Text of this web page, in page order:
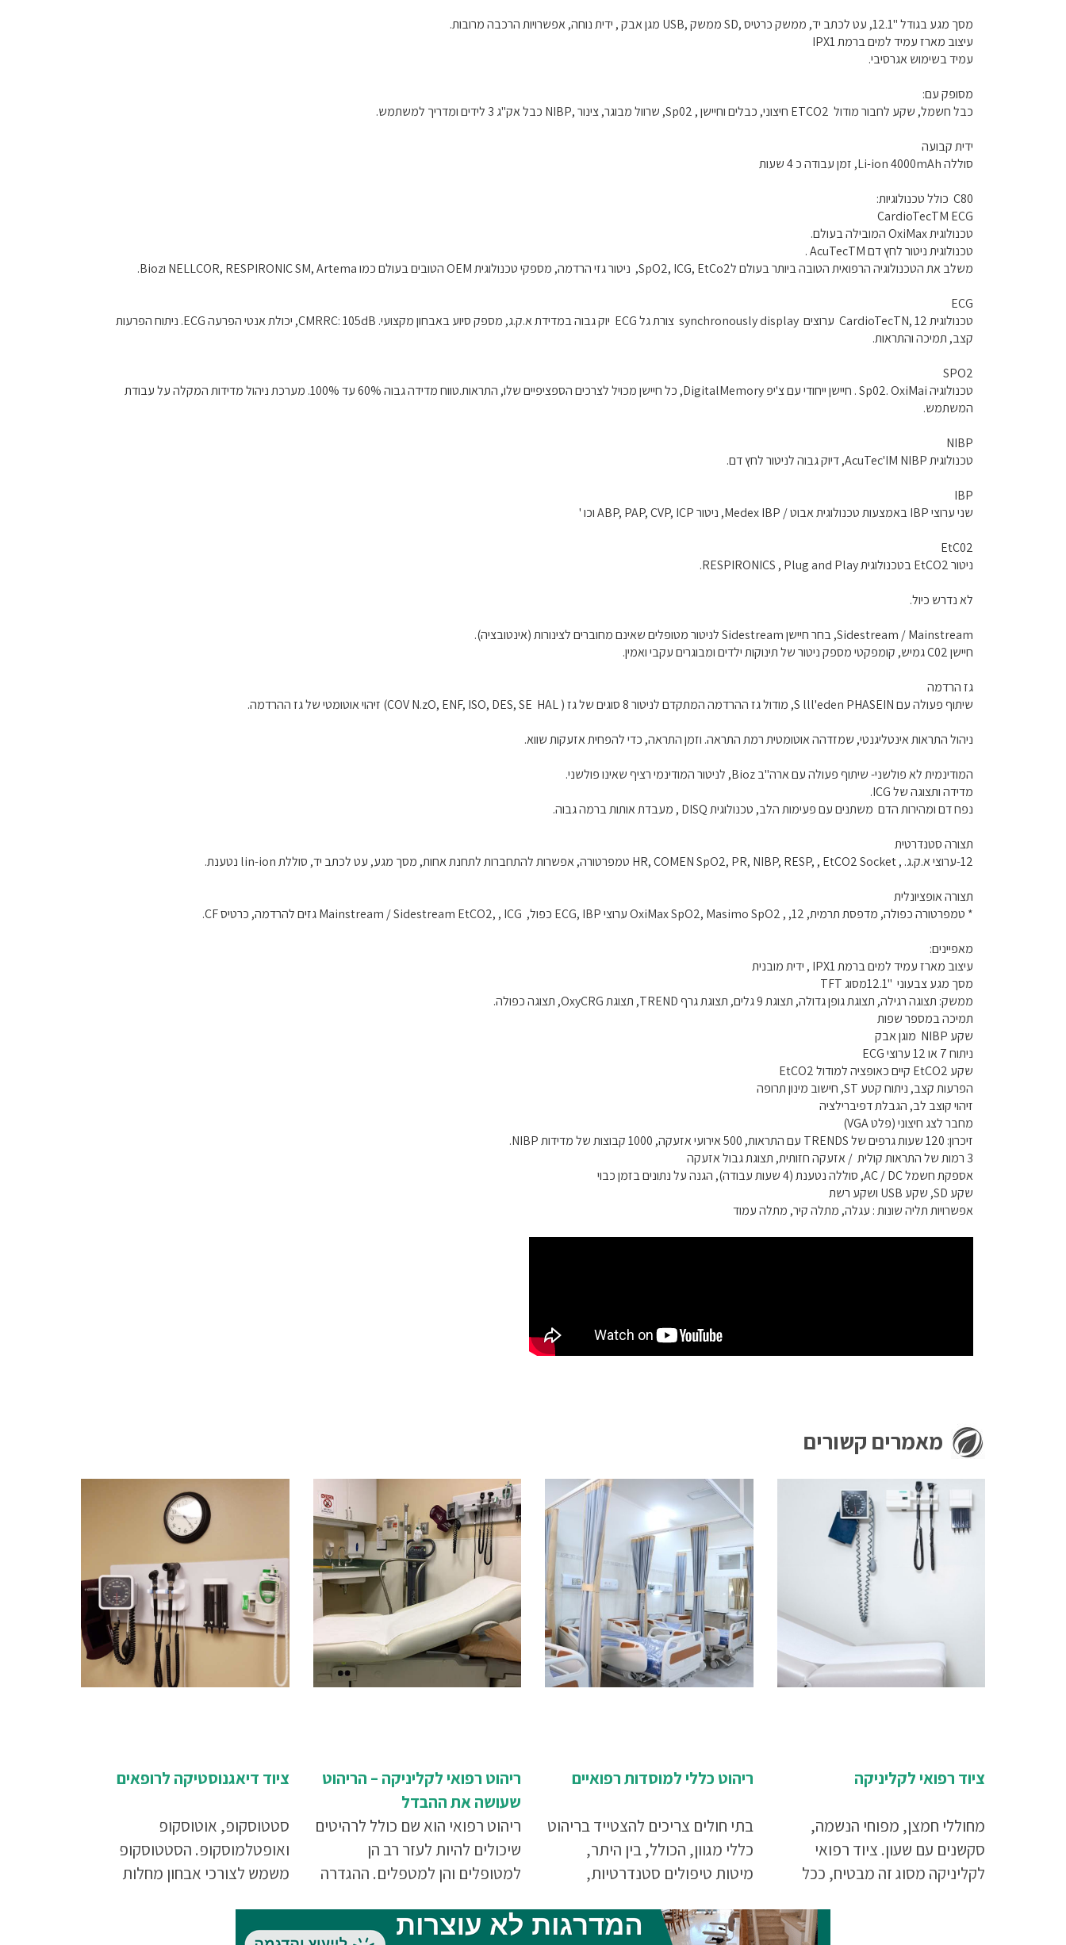
מסך מגע בגודל "12.1, עט לכתב יד, ממשק כרטיס ,SD ממשק ,USB מגן אבק , ידית נוחה, אפשרויות הרכבה מרובות.
עיצוב מארז עמיד למים ברמת IPX1
עמיד בשימוש אגרסיבי.
מסופק עם:
כבל חשמל, שקע לחבור מודול ETCO2 חיצוני, כבלים וחיישן , Sp02, שרוול מבוגר, צינור ,NIBP כבל אק"ג 3 לידים ומדריך למשתמש.
ידית קבועה
סוללה Li-ion 4000mAh, זמן עבודה כ 4 שעות
C80 כולל טכנולוגיות:
CardioTecTM ECG
טכנולוגית OxiMax המובילה בעולם.
טכנולוגית ניטור לחץ דם AcuTecTM .
משלב את הטכנולוגיה הרפואית הטובה ביותר בעולם לSpO2, ICG, EtCo2, ניטור גזי הרדמה, מספקי טכנולוגית OEM הטובים בעולם כמו NELLCOR, RESPIRONIC SM, Artema וBioz.
ECG
טכנולוגית 12 ,CardioTecTN ערוצים synchronously display צורת גל ECG יוק גבוה במדידת א.ק.ג, מספק סיוע באבחון מקצועי. CMRRC: 105dB, יכולת אנטי הפרעה ECG. ניתוח הפרעות
קצב, תמיכה והתראות.
SPO2
טכנולוגיה Sp02. OxiMai . חיישן ייחודי עם צ'יפ DigitalMemory, כל חיישן מכויל לצרכים הספציפיים שלו, התראות.טווח מדידה גבוה 60% עד 100%. מערכת ניהול מדידות המקלה על עבודת
המשתמש.
NIBP
טכנולוגית AcuTec'IM NIBP, דיוק גבוה לניטור לחץ דם.
IBP
שני ערוצי IBP באמצעות טכנולוגית אבוט / Medex IBP, ניטור ABP, PAP, CVP, ICP וכו '
EtC02
ניטור EtCO2 בטכנולוגית RESPIRONICS , Plug and Play.
לא נדרש כיול.
Sidestream / Mainstream, בחר חיישן Sidestream לניטור מטופלים שאינם מחוברים לצינורות (אינטובציה).
חיישן C02 גמיש, קומפקטי מספק ניטור של תינוקות ילדים ומבוגרים עקבי ואמין.
גז הרדמה
שיתוף פעולה עם S lll'eden PHASEIN, מודול גז ההרדמה המתקדם לניטור 8 סוגים של גז ( COV N.zO, ENF, ISO, DES, SE HAL) זיהוי אוטומטי של גז ההרדמה.
ניהול התראות אינטליגנטי, שמזדהה אוטומטית רמת התראה. וזמן התראה, כדי להפחית אזעקות שווא.
המודינמית לא פולשני- שיתוף פעולה עם ארה"ב Bioz, לניטור המודינמי רציף שאינו פולשני.
מדידה ותצוגה של ICG.
נפח דם ומהירות הדם משתנים עם פעימות הלב, טכנולוגית DISQ , מעבדת אותות ברמה גבוה.
תצורה סטנדרטית
12-ערוצי א.ק.ג. , HR, COMEN SpO2, PR, NIBP, RESP, , EtCO2 Socket טמפרטורה, אפשרות להתחברות לתחנת אחות, מסך מגע, עט לכתב יד, סוללת lin-ion נטענת.
תצורה אופציונלית
* טמפרטורה כפולה, מדפסת תרמית, OxiMax SpO2, Masimo SpO2 , ,12 ערוצי ECG, IBP כפול, Mainstream / Sidestream EtCO2, , ICG גזים להרדמה, כרטיס CF.
מאפיינים:
עיצוב מארז עמיד למים ברמת IPX1 , ידית מובנית
מסך מגע צבעוני "12.1מסוג TFT
ממשק: תצוגה רגילה, תצוגת גופן גדולה, תצוגת 9 גלים, תצוגת גרף TREND, תצוגת OxyCRG, תצוגה כפולה.
תמיכה במספר שפות
שקע NIBP מוגן אבק
ניתוח 7 או 12 ערוצי ECG
שקע EtCO2 קיים כאופציה למודול EtCO2
הפרעות קצב, ניתוח קטע ST, חישוב מינון תרופה
זיהוי קוצב לב, הגבלת דפיברילציה
מחבר לצג חיצוני (פלט VGA)
זיכרון: 120 שעות גרפים של TRENDS עם התראות, 500 אירועי אזעקה, 1000 קבוצות של מדידות NIBP.
3 רמות של התראות קולית / אזעקה חזותית, תצוגת גבול אזעקה
אספקת חשמל AC / DC, סוללה נטענת (4 שעות עבודה), הגנה על נתונים בזמן כבוי
שקע SD, שקע USB ושקע רשת
אפשרויות תליה שונות : עגלה, מתלה קיר, מתלה עמוד
מאמרים קשורים
ציוד רפואי לקליניקה
מחוללי חמצן, מפוחי הנשמה,
סקשנים עם שעון. ציוד רפואי
לקליניקה מסוג זה מבטיח, ככל
ממצב המחייב ביצוע החייאה,
ריהוט כללי למוסדות רפואיים
בתי חולים צריכים להצטייד בריהוט
כללי מגוון, הכולל, בין היתר,
מיטות טיפולים סטנדרטיות,
למיטת חולה, מעמדים טלסקופיים
ריהוט רפואי לקליניקה – הריהוט
שעושה את ההבדל
ריהוט רפואי הוא שם כולל לרהיטים
שיכולים להיות לעזר רב הן
למטופלים והן למטפלים. ההגדרה
שיכולים להפוך את הטיפול לקל
ציוד דיאגנוסטיקה לרופאים
סטטוסקופ, אוטוסקופ
ואופטלמוסקופ. הסטטוסקופ
משמש לצורכי אבחון מחלות